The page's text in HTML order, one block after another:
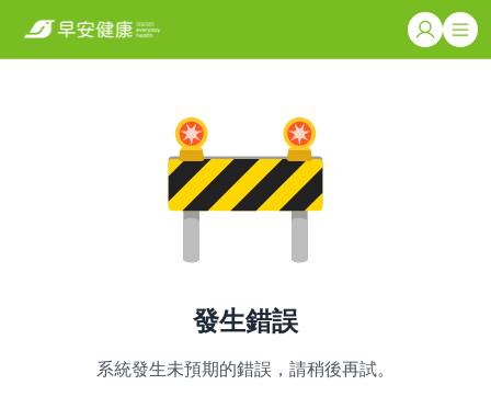
發生錯誤
系統發生未預期的錯誤，請稍後再試。